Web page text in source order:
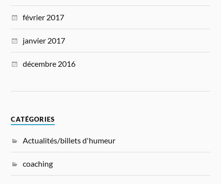
février 2017
janvier 2017
décembre 2016
CATÉGORIES
Actualités/billets d'humeur
coaching